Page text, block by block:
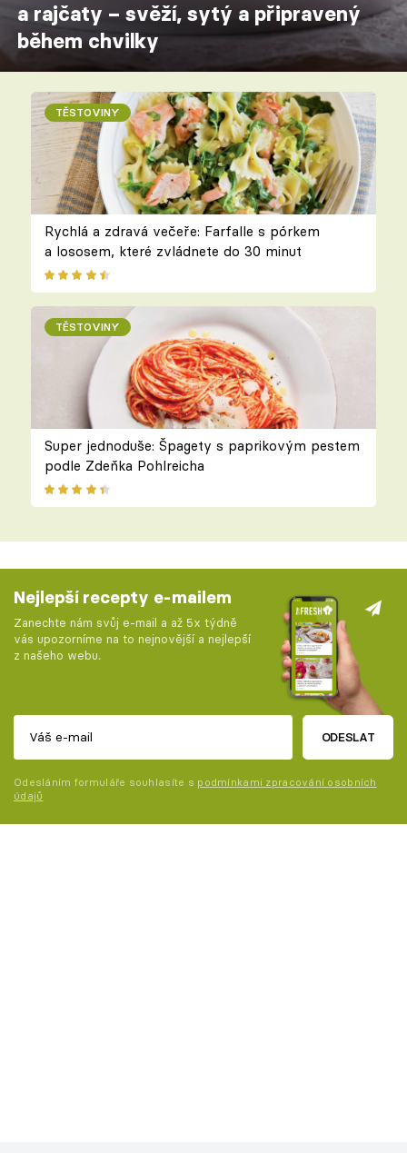
a rajčaty – svěží, sytý a připravený
během chvilky
TĚSTOVINY
Rychlá a zdravá večeře: Farfalle s pórkem
a lososem, které zvládnete do 30 minut
TĚSTOVINY
Super jednoduše: Špagety s paprikovým pestem
podle Zdeňka Pohlreicha
Nejlepší recepty e-mailem
Zanechte nám svůj e-mail a až 5x týdně
vás upozorníme na to nejnovější a nejlepší
z našeho webu.
ODESLAT
Odesláním formuláře souhlasíte s podmínkami zpracování osobních
údajů